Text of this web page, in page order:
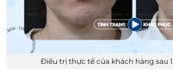
Điều trị thực tế của khách hàng sau